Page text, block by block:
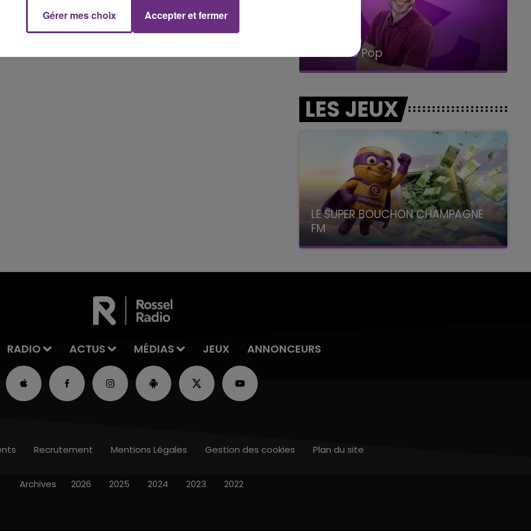
LE TICKET DE CAISSE
14h00 - 15h00
La Radio Pop
LES JEUX
LE SUPER BOUCHON CHAMPAGNE
FM
avec La Famille Champagne FM, à 8H10
RADIO ACTUS MÉDIAS JEUX ANNONCEURS
Recrutement Mentions Légales Gestion des cookies Plan du site
Archives 2026 2025 2024 2023 2022
Gérer mes choix Accepter et fermer